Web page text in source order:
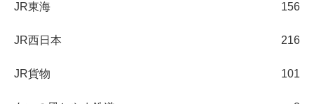
JR東海 156
JR西日本 216
JR貨物 101